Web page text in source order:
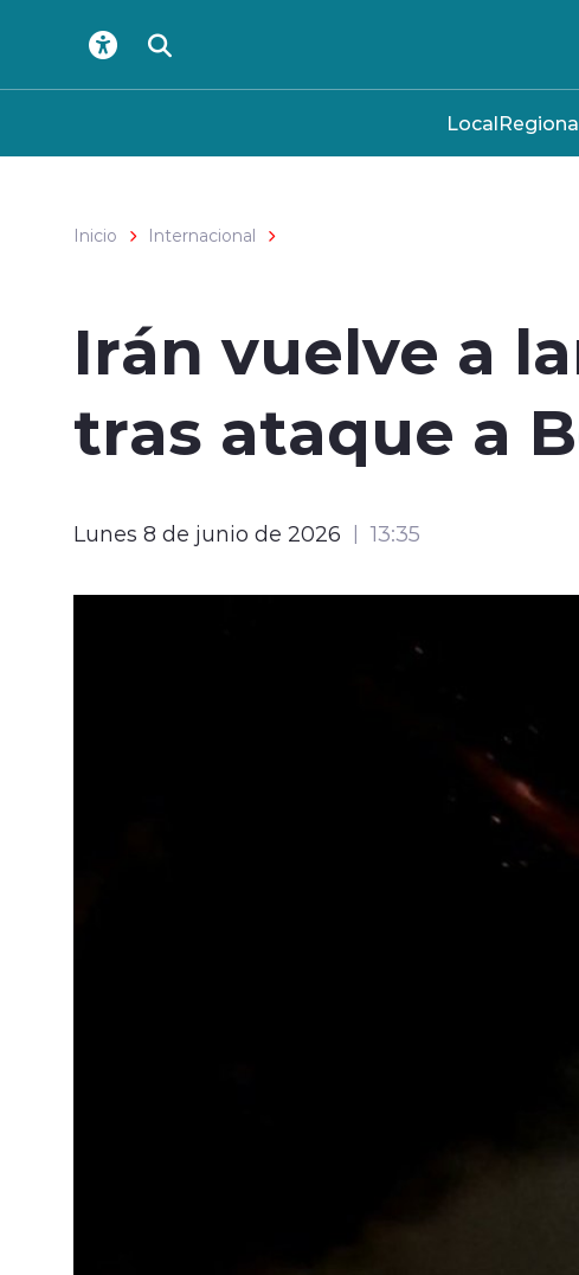
Local
Inicio Internacional
Irán vuelve a
tras ataque a
Lunes 8 de junio de 2026 13:35